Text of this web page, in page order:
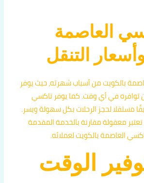
العاصمة
التنقل
بالكويت من أسباب شهرته، حيث يوفر
يضمن توافره في أي وقت. كما يوفر تاكسي
مستقلا لحجز الرحلات بكل سهولة ويسر.
تعتبر معقولة مقارنة بالخدمة المقدمة
العاصمة بالكويت لعملائه.
الوقت